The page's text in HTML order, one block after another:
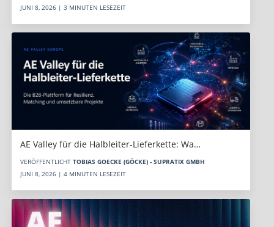
JUNI 8, 2026 | 3 MINUTEN LESEZEIT
AE Valley für die Halbleiter-Lieferkette: Wa…
VERÖFFENTLICHT TOBIAS GOECKE (GÖCKE) - SUPRATIX GMBH
JUNI 8, 2026 | 4 MINUTEN LESEZEIT